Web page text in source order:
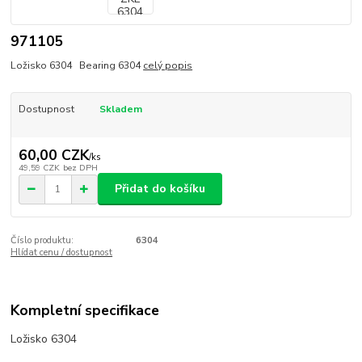
971105
Ložisko 6304 Bearing 6304celý popis
Dostupnost Skladem
60,00 CZK/ks
49,59 CZK bez DPH
Přidat do košíku
Číslo produktu:
6304
Hlídat cenu / dostupnost
Kompletní specifikace
Ložisko 6304